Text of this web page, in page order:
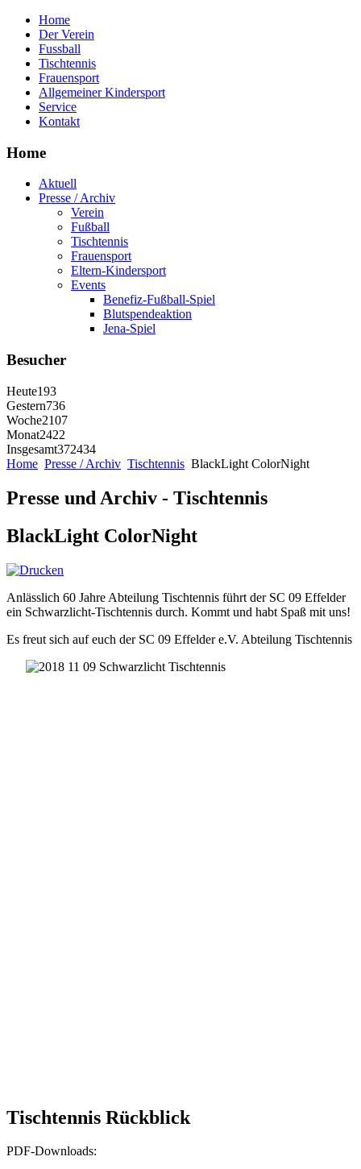
Home
Der Verein
Fussball
Tischtennis
Frauensport
Allgemeiner Kindersport
Service
Kontakt
Home
Aktuell
Presse / Archiv
Verein
Fußball
Tischtennis
Frauensport
Eltern-Kindersport
Events
Benefiz-Fußball-Spiel
Blutspendeaktion
Jena-Spiel
Besucher
Heute193
Gestern736
Woche2107
Monat2422
Insgesamt372434
Home Presse / Archiv Tischtennis BlackLight ColorNight
Presse und Archiv - Tischtennis
BlackLight ColorNight
Anlässlich 60 Jahre Abteilung Tischtennis führt der SC 09 Effelder
ein Schwarzlicht-Tischtennis durch. Kommt und habt Spaß mit uns!
Es freut sich auf euch der SC 09 Effelder e.V. Abteilung Tischtennis
Tischtennis Rückblick
PDF-Downloads: